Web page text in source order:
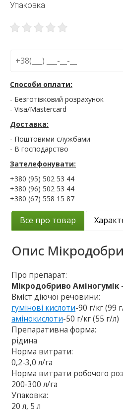
Упаковка
Способи оплати:
- Безготівковий розрахунок
- Visa/Mastercard
Доставка:
- Поштовими службами
- В господарство
Зателефонувати:
+380 (95) 502 53 44
+380 (96) 502 53 44
+380 (67) 558 15 87
Все про товар
Опис
Про препарат:
Мікродобриво Аміногумік
Вміст діючої речовини:
гумінові кислоти-90 г/кг (99
амінокислоти-50 г/кг (55 г/л)
Препаративна форма:
рідина
Норма витрати:
0,2-3,0 л/га
Норма витрати робочого
200-300 л/га
Упаковка:
20 л, 5 л